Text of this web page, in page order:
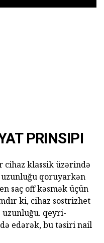
PRINSIPI
cihaz klassik üzərində
uzunluğu qoruyarkən
saç off kəsmək üçün
ki, cihaz sostrizhet
uzunluğu. qeyri-
edərək, bu təsiri nail